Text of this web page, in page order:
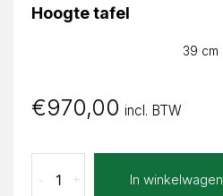
Hoogte tafel
39 cm
€970,00 incl. BTW
Franca
+
- In winkelwagen